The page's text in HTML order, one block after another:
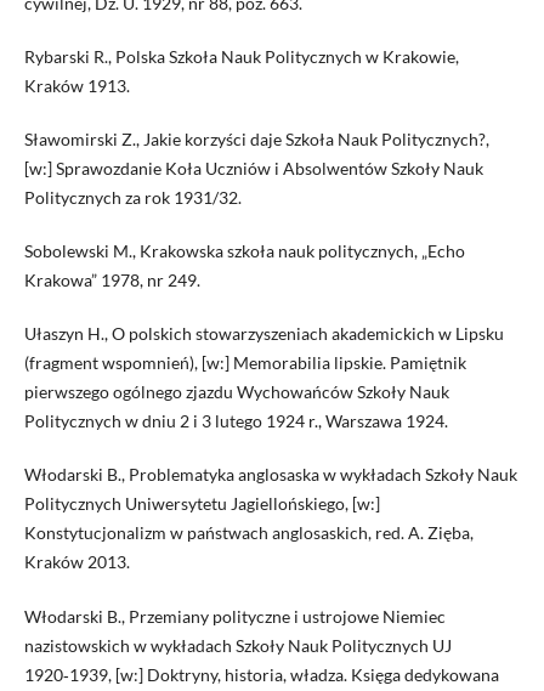
Rybarski R., Polska Szkoła Nauk Politycznych w Krakowie,
Kraków 1913.
Sławomirski Z., Jakie korzyści daje Szkoła Nauk Politycznych?,
[w:] Sprawozdanie Koła Uczniów i Absolwentów Szkoły Nauk
Politycznych za rok 1931/32.
Sobolewski M., Krakowska szkoła nauk politycznych, „Echo
Krakowa” 1978, nr 249.
Ułaszyn H., O polskich stowarzyszeniach akademickich w Lipsku
(fragment wspomnień), [w:] Memorabilia lipskie. Pamiętnik
pierwszego ogólnego zjazdu Wychowańców Szkoły Nauk
Politycznych w dniu 2 i 3 lutego 1924 r., Warszawa 1924.
Włodarski B., Problematyka anglosaska w wykładach Szkoły Nauk
Politycznych Uniwersytetu Jagiellońskiego, [w:]
Konstytucjonalizm w państwach anglosaskich, red. A. Zięba,
Kraków 2013.
Włodarski B., Przemiany polityczne i ustrojowe Niemiec
nazistowskich w wykładach Szkoły Nauk Politycznych UJ
1920‑1939, [w:] Doktryny, historia, władza. Księga dedykowana